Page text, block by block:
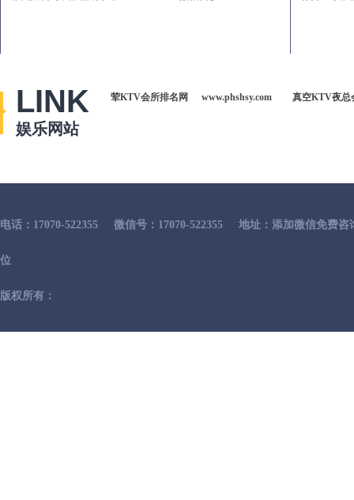
LINK
娱乐网站
荤KTV会所排名网 www.phshsy.com 真空KTV夜总
电话：17070-522355 微信号：17070-522355 地址：添加微信免费咨
位
版权所有：